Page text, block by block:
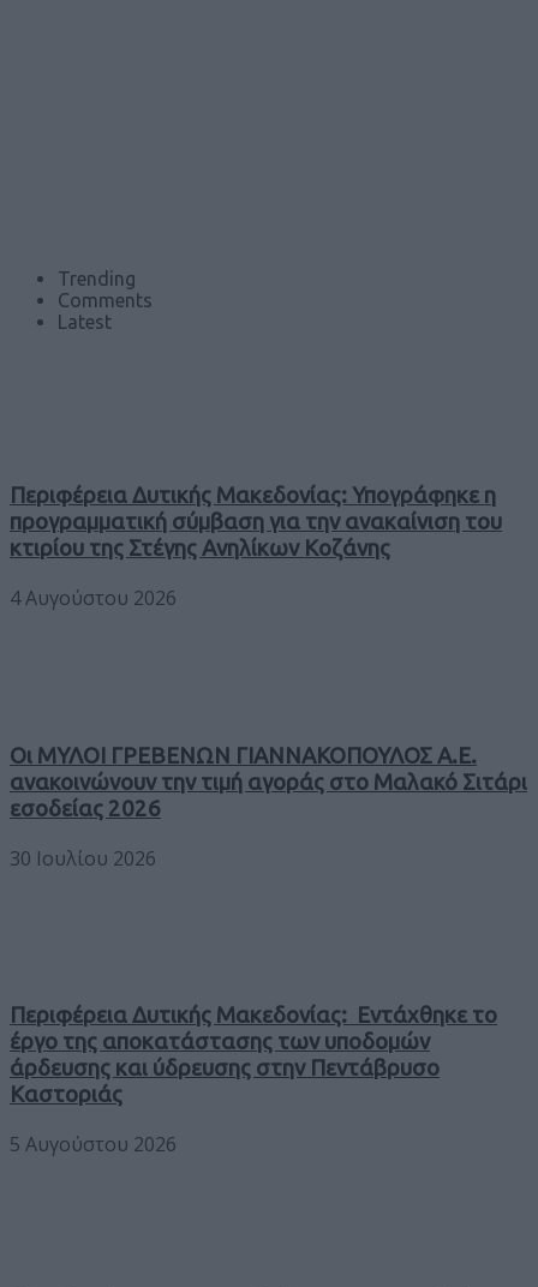
Trending
Comments
Latest
Περιφέρεια Δυτικής Μακεδονίας: Υπογράφηκε η
προγραμματική σύμβαση για την ανακαίνιση του
κτιρίου της Στέγης Ανηλίκων Κοζάνης
4 Αυγούστου 2026
Οι ΜΥΛΟΙ ΓΡΕΒΕΝΩΝ ΓΙΑΝΝΑΚΟΠΟΥΛΟΣ Α.Ε.
ανακοινώνουν την τιμή αγοράς στο Μαλακό Σιτάρι
εσοδείας 2026
30 Ιουλίου 2026
Περιφέρεια Δυτικής Μακεδονίας: Εντάχθηκε το
έργο της αποκατάστασης των υποδομών
άρδευσης και ύδρευσης στην Πεντάβρυσο
Καστοριάς
5 Αυγούστου 2026